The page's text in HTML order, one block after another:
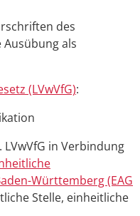
des
als
(LVwVfG):
LVwVfG in Verbindung
Württemberg (EAG
Stelle, einheitliche